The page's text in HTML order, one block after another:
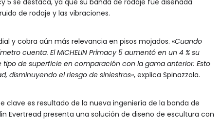
5 se destaca, ya que su banda de rodaje fue diseñada
de rodaje y las vibraciones.
y cobra aún más relevancia en pisos mojados. «Cuando
cuenta. El MICHELIN Primacy 5 aumentó en un 4 % su
de superficie en comparación con la gama anterior. Esto
disminuyendo el riesgo de siniestros», explica Spinazzola.
clave es resultado de la nueva ingeniería de la banda de
Evertread presenta una solución de diseño de escultura con